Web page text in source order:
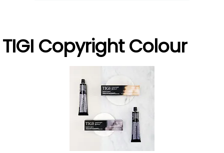
TIGI Copyright Colour